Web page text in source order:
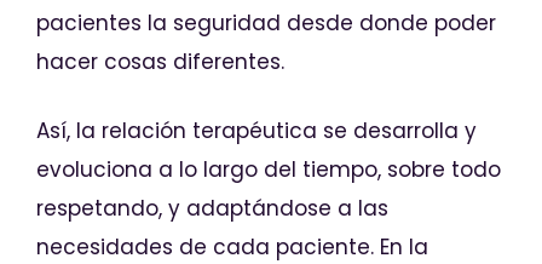
pacientes la seguridad desde donde poder
hacer cosas diferentes.
Así, la relación terapéutica se desarrolla y
evoluciona a lo largo del tiempo, sobre todo
respetando, y adaptándose a las
necesidades de cada paciente. En la